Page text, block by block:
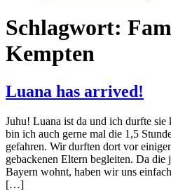
Schlagwort:
Kempten
Luana has arrived!
Juhu! Luana ist da und ich durfte sie
bin ich auch gerne mal die 1,5
gefahren. Wir durften dort vor
gebackenen Eltern begleiten. Da
Bayern wohnt, haben wir uns
[…]